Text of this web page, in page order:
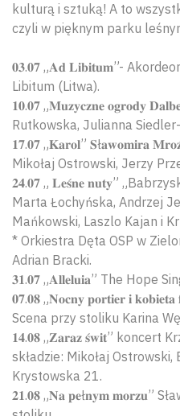
kulturą i sztuką! A to
czyli w pięknym parku
𝟎𝟑.𝟎𝟕 „𝐀𝐝 𝐋𝐢𝐛𝐢𝐭𝐮𝐦”-
Libitum (Litwa).
𝟏𝟎.𝟎𝟕 „𝐌𝐮𝐳𝐲𝐜𝐳𝐧𝐞 𝐨𝐠𝐫𝐨𝐝𝐲
Rutkowska, Julianna
𝟏𝟕.𝟎𝟕 „𝐊𝐚𝐫𝐨𝐥” 𝐒ł𝐚𝐰𝐨𝐦𝐢𝐫𝐚
Mikołaj Ostrowski, Jerzy
𝟐𝟒.𝟎𝟕 „ 𝐋𝐞𝐬́𝐧𝐞 𝐧𝐮𝐭𝐲”
Marta Łochyńska, Andrzej
Mańkowski, Laszlo Kajan i
* Orkiestra Dęta OSP w
Adrian Bracki.
𝟑𝟏.𝟎𝟕 „𝐀𝐥𝐥𝐞𝐥𝐮𝐢𝐚” The Hope
𝟎𝟕.𝟎𝟖 „𝐍𝐨𝐜𝐧𝐲 𝐩𝐨𝐫𝐭𝐢𝐞𝐫 𝐢
Scena przy stoliku Karina
𝟏𝟒.𝟎𝟖 „𝐙𝐚𝐫𝐚𝐳 𝐬́𝐰𝐢𝐭” koncert
składzie: Mikołaj
Krystowska 21.
𝟐𝟏.𝟎𝟖 „𝐍𝐚 𝐩𝐞ł𝐧𝐲𝐦 𝐦𝐨𝐫𝐳𝐮”